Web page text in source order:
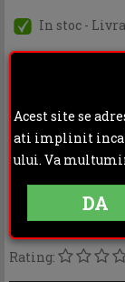
In stoc -
Rating:
Acest site se
ati implinit inca
ului. Va
DA